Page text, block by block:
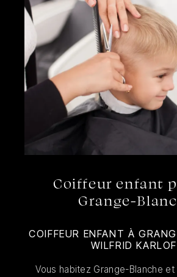
Coiffeur enfant
Grange-
COIFFEUR ENFANT À
WILFRID
Vous habitez Grange-Blanche